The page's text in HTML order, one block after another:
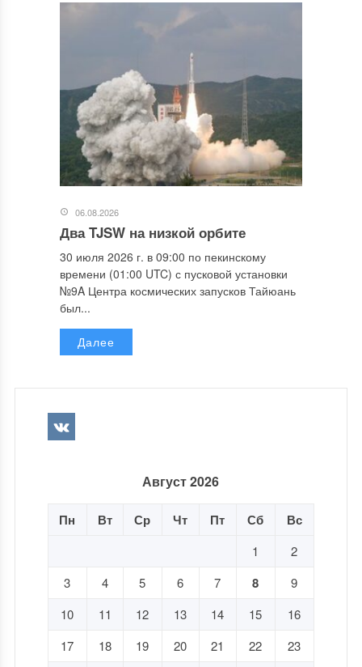
06.08.2026
Два TJSW на низкой орбите
30 июля 2026 г. в 09:00 по пекинскому
времени (01:00 UTC) с пусковой установки
№9A Центра космических запусков Тайюань
был...
Далее
Август 2026
Пн Вт Ср Чт Пт Сб Вс
1
2
3
4 5 6 7 8
9
10
11 12 13 14 15
16
17
18 19 20 21 22
23